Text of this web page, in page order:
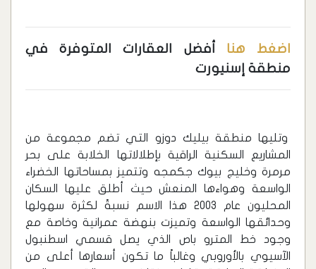
اضغط هنا أفضل العقارات المتوفرة في
منطقة إسنيورت
وتليها منطقة بيليك دوزو التي تضم مجموعة من
المشاريع السكنية الراقية بإطلالاتها الخلابة على بحر
مرمرة وخليج بيوك جكمجه وتتميز بمساحاتها الخضراء
الواسعة وهواءها المنعش حيث أطلق عليها السكان
المحليون عام 2003 هذا الاسم نسبةً لكثرة سهولها
وحدائقها الواسعة وتميزت بنهضة عمرانية وخاصة مع
وجود خط المترو باص الذي يصل قسمي اسطنبول
الآسيوي بالأوروبي وغالباً ما تكون أسعارها أعلى من